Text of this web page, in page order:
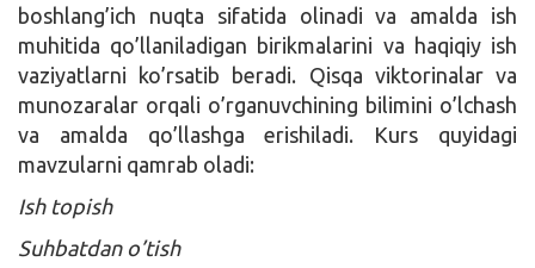
boshlang’ich nuqta sifatida olinadi va amalda ish
muhitida qo’llaniladigan birikmalarini va haqiqiy ish
vaziyatlarni ko’rsatib beradi. Qisqa viktorinalar va
munozaralar orqali o’rganuvchining bilimini o’lchash
va amalda qo’llashga erishiladi. Kurs quyidagi
mavzularni qamrab oladi:
Ish topish
Suhbatdan o’tish